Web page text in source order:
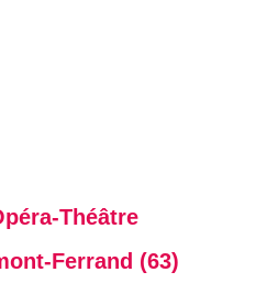
Théâtre
Ferrand (63)